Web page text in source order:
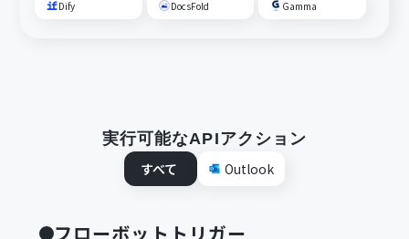
Dify DocsFold Gamma
実行可能なAPIアクション
すべて
Outlook
フローボットトリガー